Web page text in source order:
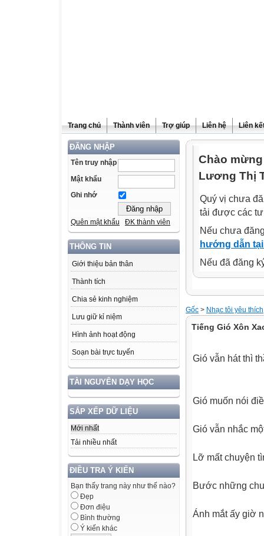
Trang chủ Thành viên Trợ giúp Liên hệ Liên
ĐĂNG NHẬP
Tên truy nhập
Mật khẩu
Ghi nhớ
Quên mật khẩu ĐK thành viên
THÔNG TIN
Giới thiệu bản thân
Thành tích
Chia sẻ kinh nghiệm
Lưu giữ kỉ niệm
Hình ảnh hoạt động
Soạn bài trực tuyến
TÀI NGUYÊN DẠY HỌC
SẮP XẾP DỮ LIỆU
Mới nhất
Tải nhiều nhất
ĐIỀU TRA Ý KIẾN
Bạn thấy trang này như thế nào?
Đẹp
Đơn điệu
Bình thường
Ý kiến khác
Chào
Lương Thị
Quý vị chưa
tải được các
Nếu chưa
hướng dẫn
Nếu đã đăng
Gốc > Nhạc tôi yêu thích
Tiếng Gió Xôn
Gió vẫn hát thì
Gió muốn nói
Gió vẫn nhắc
Lỡ mất chuyện
Bước những
Ánh mắt ấy giờ